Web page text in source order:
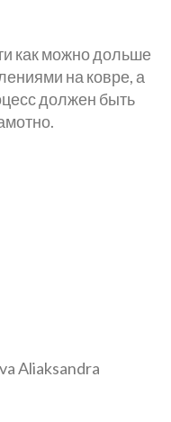
как можно дольше
на ковре, а
должен быть
Aliaksandra